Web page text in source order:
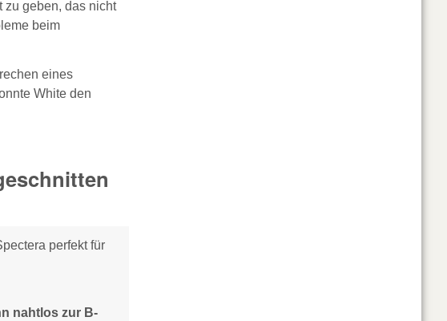
zu geben, das nicht
beim
eines
White den
perfekt für
nahtlos zur B-